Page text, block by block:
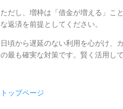
ただし、増枠は「借金が増える」こ
な返済を前提としてください。
日頃から遅延のない利用を心がけ、
の最も確実な対策です。賢く活用し
トップページ